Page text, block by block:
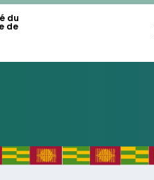
du
de